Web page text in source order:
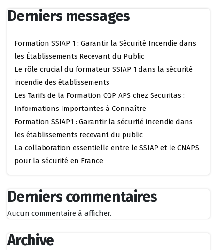
Derniers messages
Formation SSIAP 1 : Garantir la Sécurité Incendie dans
les Établissements Recevant du Public
Le rôle crucial du formateur SSIAP 1 dans la sécurité
incendie des établissements
Les Tarifs de la Formation CQP APS chez Securitas :
Informations Importantes à Connaître
Formation SSIAP1 : Garantir la sécurité incendie dans
les établissements recevant du public
La collaboration essentielle entre le SSIAP et le CNAPS
pour la sécurité en France
Derniers commentaires
Aucun commentaire à afficher.
Archive